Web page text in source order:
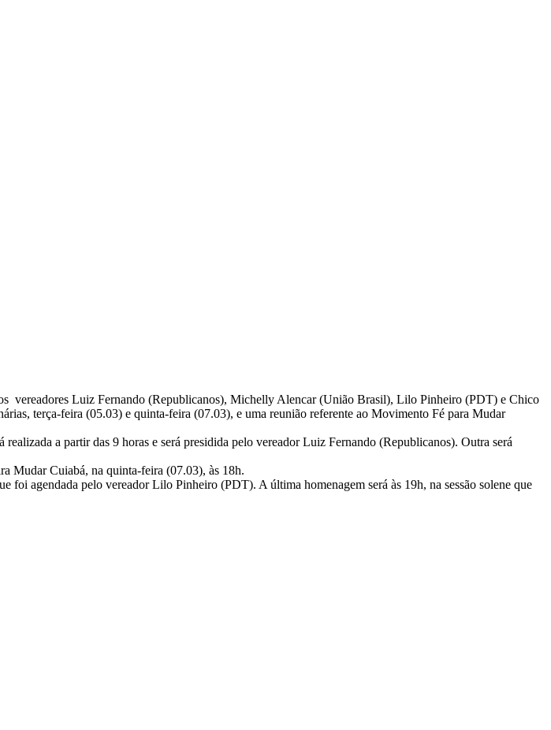
vereadores Luiz Fernando (Republicanos), Michelly Alencar (União Brasil), Lilo Pinheiro (PDT) e Chico
terça-feira (05.03) e quinta-feira (07.03), e uma reunião referente ao Movimento Fé para Mudar
a partir das 9 horas e será presidida pelo vereador Luiz Fernando (Republicanos). Outra será
Mudar Cuiabá, na quinta-feira (07.03), às 18h.
agendada pelo vereador Lilo Pinheiro (PDT). A última homenagem será às 19h, na sessão solene que